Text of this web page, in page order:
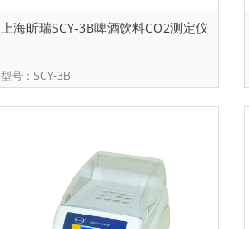
上海昕瑞SCY-3B啤酒饮料CO2测定仪
型号：SCY-3B